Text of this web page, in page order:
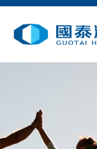
关于我们